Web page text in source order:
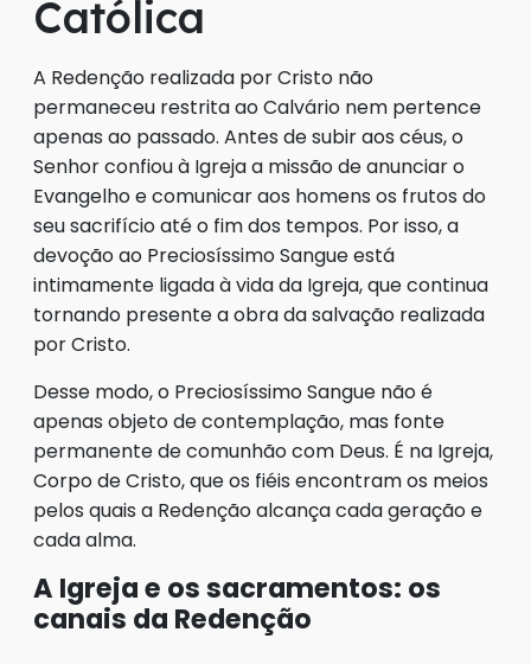
Católica
A Redenção realizada por Cristo não
permaneceu restrita ao Calvário nem pertence
apenas ao passado. Antes de subir aos céus, o
Senhor confiou à Igreja a missão de anunciar o
Evangelho e comunicar aos homens os frutos do
seu sacrifício até o fim dos tempos. Por isso, a
devoção ao Preciosíssimo Sangue está
intimamente ligada à vida da Igreja, que continua
tornando presente a obra da salvação realizada
por Cristo.
Desse modo, o Preciosíssimo Sangue não é
apenas objeto de contemplação, mas fonte
permanente de comunhão com Deus. É na Igreja,
Corpo de Cristo, que os fiéis encontram os meios
pelos quais a Redenção alcança cada geração e
cada alma.
A Igreja e os sacramentos: os
canais da Redenção